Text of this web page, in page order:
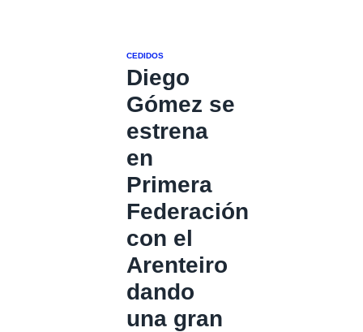
CEDIDOS
Diego
Gómez se
estrena
en
Primera
Federación
con el
Arenteiro
dando
una gran